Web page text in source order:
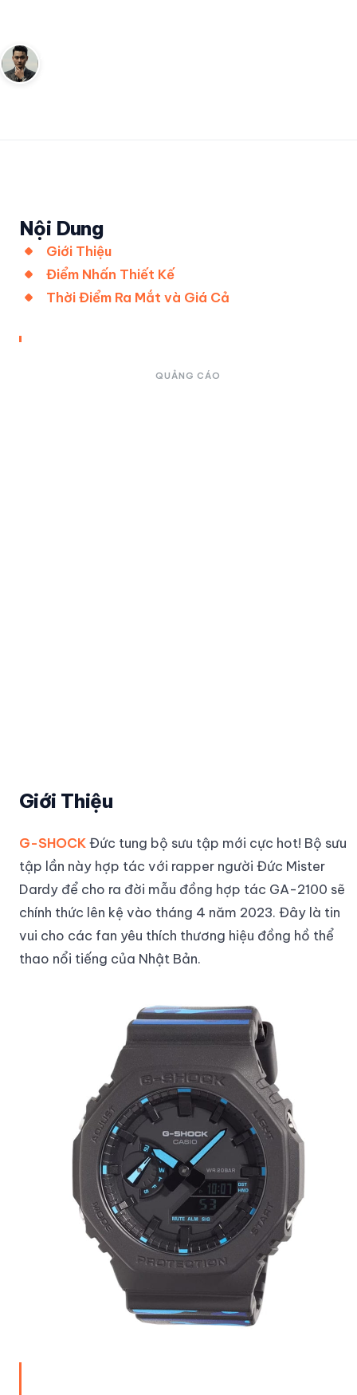
Nội Dung
Giới Thiệu
Điểm Nhấn Thiết Kế
Thời Điểm Ra Mắt và Giá Cả
QUẢNG CÁO
Giới Thiệu
G-SHOCKĐức tung bộ sưu tập mới cực hot! Bộ sưu
tập lần này hợp tác với rapper người Đức Mister
Dardy để cho ra đời mẫu đồng hợp tác GA-2100 sẽ
chính thức lên kệ vào tháng 4 năm 2023. Đây là tin
vui cho các fan yêu thích thương hiệu đồng hồ thể
thao nổi tiếng của Nhật Bản.